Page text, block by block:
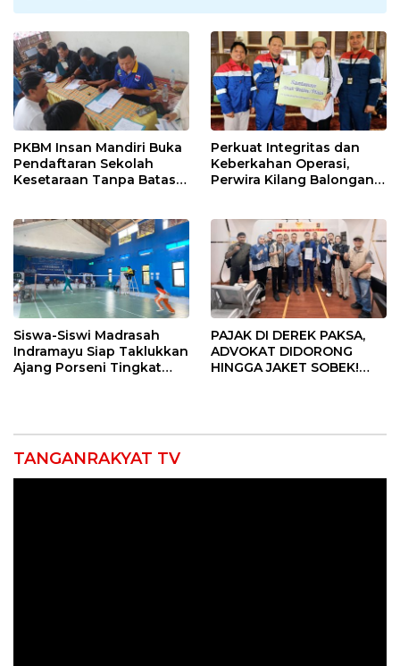
PKBM Insan Mandiri Buka
Pendaftaran Sekolah
Kesetaraan Tanpa Batas
Perkuat Integritas dan
Keberkahan Operasi,
Perwira Kilang Balongan
Siswa-Siswi Madrasah
Indramayu Siap Taklukkan
Ajang Porseni Tingkat
PAJAK DI DEREK PAKSA,
ADVOKAT DIDORONG
HINGGA JAKET SOBEK!
TANGANRAKYAT TV